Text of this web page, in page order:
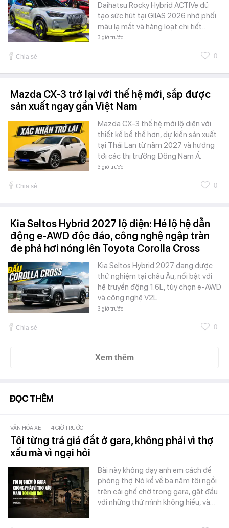
Daihatsu Rocky Hybrid ACTIVe đủ
tạo sức hút tại GIIAS 2026 nhờ phối
màu lạ mắt và hàng loạt chi tiết…
3 giờ trước
Chia sẻ 0
Mazda CX-3 trở lại với thế hệ mới, sắp được
sản xuất ngay gần Việt Nam
Mazda CX-3 thế hệ mới lộ diện với
thiết kế bề thế hơn, dự kiến sản xuất
tại Thái Lan từ năm 2027 và hướng
tới các thị trường Đông Nam Á.
3 giờ trước
Chia sẻ 0
Kia Seltos Hybrid 2027 lộ diện: Hé lộ hệ dẫn
động e-AWD độc đáo, công nghệ ngập tràn
đe phả hơi nóng lên Toyota Corolla Cross
Kia Seltos Hybrid 2027 đang được
thử nghiệm tại châu Âu, nổi bật với
hệ truyền động 1.6L, tùy chọn e-AWD
và công nghệ V2L.
3 giờ trước
Chia sẻ 0
Xem thêm
ĐỌC THÊM
VĂN HÓA XE - 4 GIỜ TRƯỚC
Tôi từng trả giá đắt ở gara, không phải vì thợ
xấu mà vì ngại hỏi
Bài này không dạy anh em cách đề
phòng thợ. Nó kể về ba năm tôi ngồi
trên cái ghế chờ trong gara, gật đầu
với những thứ mình không hiểu, và…